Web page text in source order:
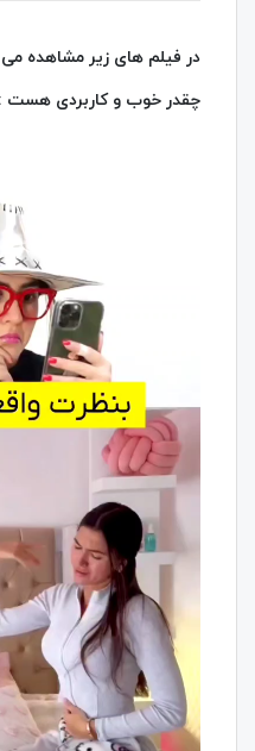
در فیلم های زیر مشاهده
چقدر خوب و کاربردی هست :